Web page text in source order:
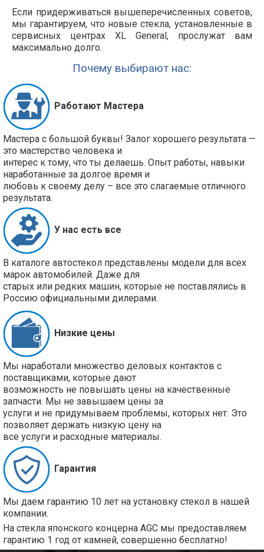
Если придерживаться вышеперечисленных советов,
мы гарантируем, что новые стекла, установленные в
сервисных центрах XL General, прослужат вам
максимально долго.
Почему выбирают нас:
Работают Мастера
Мастера с большой буквы! Залог хорошего результата —
это мастерство человека и
интерес к тому, что ты делаешь. Опыт работы, навыки
наработанные за долгое время и
любовь к своему делу – все это слагаемые отличного
результата.
У нас есть все
В каталоге автостекол представлены модели для всех
марок автомобилей. Даже для
старых или редких машин, которые не поставлялись в
Россию официальными дилерами.
Низкие цены
Мы наработали множество деловых контактов с
поставщиками, которые дают
возможность не повышать цены на качественные
запчасти. Мы не завышаем цены за
услуги и не придумываем проблемы, которых нет. Это
позволяет держать низкую цену на
все услуги и расходные материалы.
Гарантия
Мы даем гарантию 10 лет на установку стекол в нашей
компании.
На стекла японского концерна AGC мы предоставляем
гарантию 1 год от камней, совершенно бесплатно!